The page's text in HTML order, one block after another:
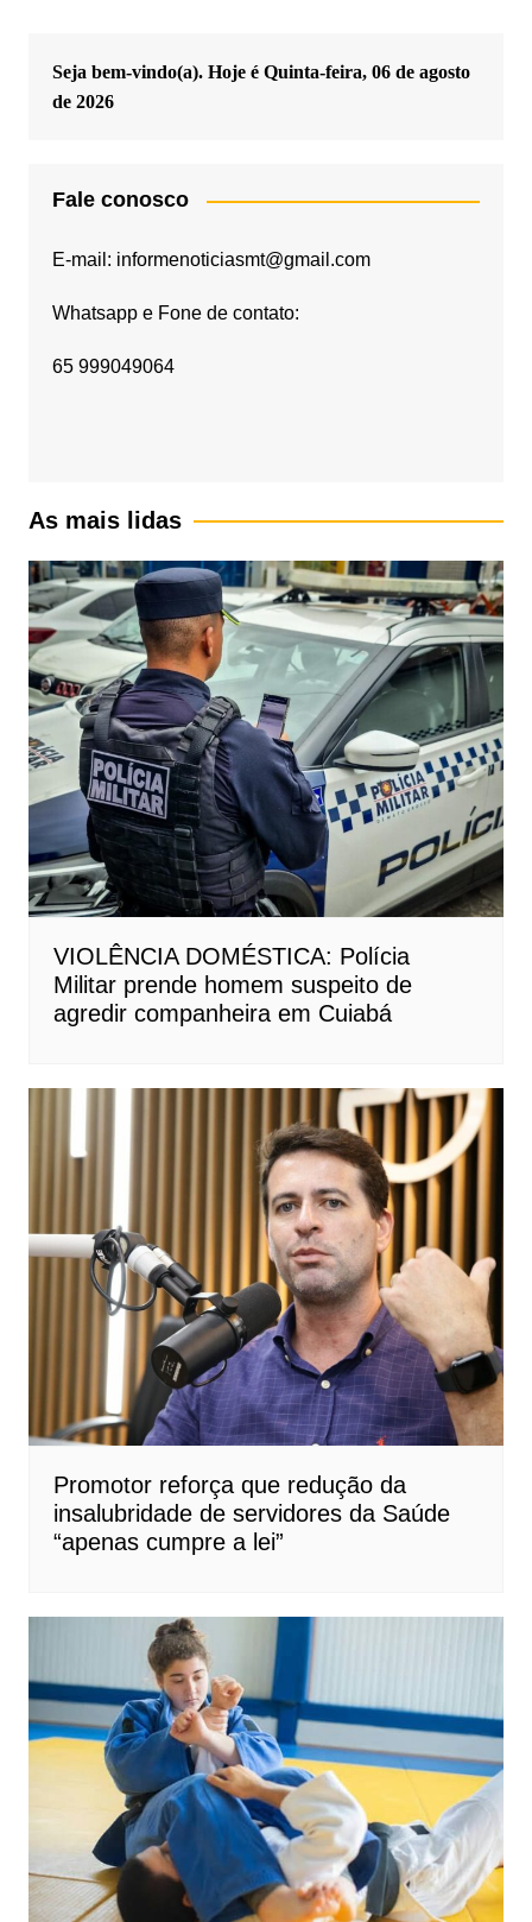
Seja bem-vindo(a). Hoje é Quinta-feira, 06 de agosto
de 2026
Fale conosco
E-mail: informenoticiasmt@gmail.com
Whatsapp e Fone de contato:
65 999049064
As mais lidas
VIOLÊNCIA DOMÉSTICA: Polícia
Militar prende homem suspeito de
agredir companheira em Cuiabá
Promotor reforça que redução da
insalubridade de servidores da Saúde
“apenas cumpre a lei”